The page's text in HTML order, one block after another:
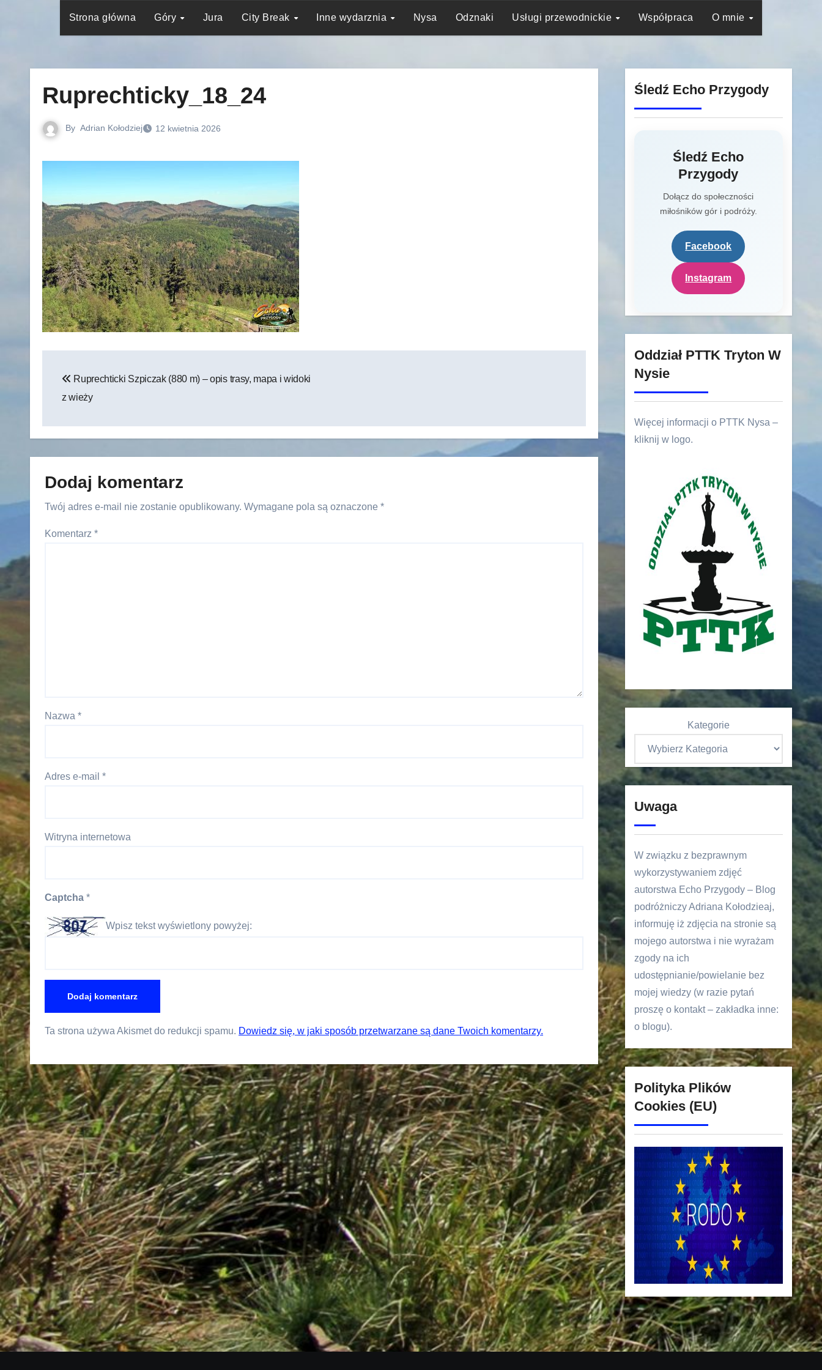
Strona główna Góry Jura City Break Inne wydarznia Nysa Odznaki Usługi przewodnickie Współpraca O mnie
Ruprechticky_18_24
By Adrian Kołodziej 12 kwietnia 2026
wpisuRuprechticki Szpiczak (880 m) – opis trasy, mapa i widoki
z wieży
Dodaj komentarz
Twój adres e-mail nie zostanie opublikowany. Wymagane pola są oznaczone *
Komentarz *
Nazwa *
Adres e-mail *
Witryna internetowa
Captcha *
Wpisz tekst wyświetlony powyżej:
Ta strona używa Akismet do redukcji spamu. Dowiedz się, w jaki sposób przetwarzane są dane Twoich komentarzy.
Śledź Echo Przygody
Śledź Echo
Przygody
Dołącz do społeczności
miłośników gór i podróży.
Facebook
Instagram
Oddział PTTK Tryton W
Nysie
Więcej informacji o PTTK Nysa –
kliknij w logo.
Kategorie
Uwaga
W związku z bezprawnym
wykorzystywaniem zdjęć
autorstwa Echo Przygody – Blog
podróżniczy Adriana Kołodzieaj,
informuję iż zdjęcia na stronie są
mojego autorstwa i nie wyrażam
zgody na ich
udostępnianie/powielanie bez
mojej wiedzy (w razie pytań
proszę o kontakt – zakładka inne:
o blogu).
Polityka Plików
Cookies (EU)